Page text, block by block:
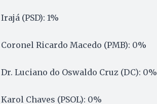
Irajá (PSD): 1%
Coronel Ricardo Macedo (PMB): 0%
Dr. Luciano do Oswaldo Cruz (DC): 0%
Karol Chaves (PSOL): 0%